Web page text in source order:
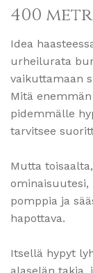
400
Idea
urheilurata
vaikuttamaan
Mitä
pidemmälle
tarvitsee
Mutta
ominaisuutesi,
pomppia ja
hapottava.
Itsellä hypyt
alaselän